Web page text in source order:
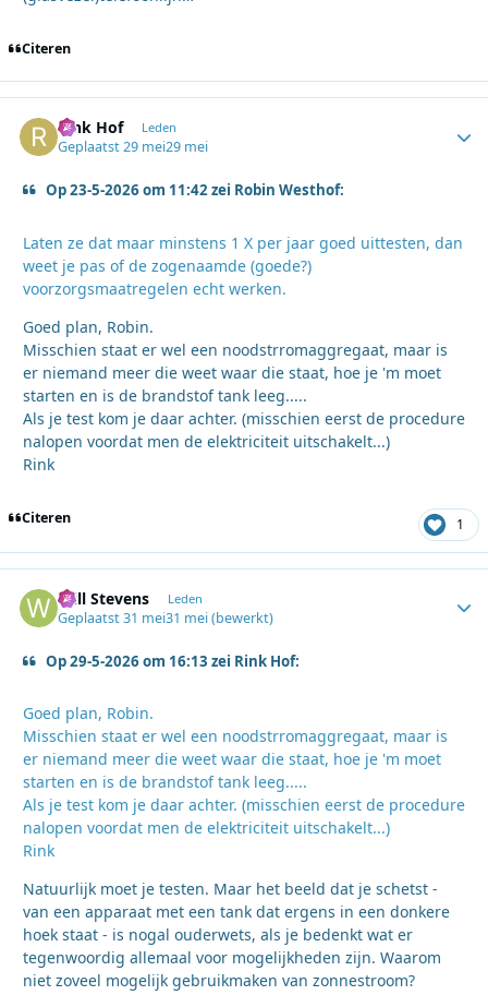
Citeren
Rink Hof Leden
Geplaatst29 mei29 mei
Op 23-5-2026 om 11:42 zei Robin Westhof:
Laten ze dat maar minstens 1 X per jaar goed uittesten, dan
weet je pas of de zogenaamde (goede?)
voorzorgsmaatregelen echt werken.
Goed plan, Robin.
Misschien staat er wel een noodstrromaggregaat, maar is
er niemand meer die weet waar die staat, hoe je 'm moet
starten en is de brandstof tank leeg.....
Als je test kom je daar achter. (misschien eerst de procedure
nalopen voordat men de elektriciteit uitschakelt...)
Rink
Citeren 1
Will Stevens Leden
Geplaatst31 mei31 mei(bewerkt)
Op 29-5-2026 om 16:13 zei Rink Hof:
Goed plan, Robin.
Misschien staat er wel een noodstrromaggregaat, maar is
er niemand meer die weet waar die staat, hoe je 'm moet
starten en is de brandstof tank leeg.....
Als je test kom je daar achter. (misschien eerst de procedure
nalopen voordat men de elektriciteit uitschakelt...)
Rink
Natuurlijk moet je testen. Maar het beeld dat je schetst -
van een apparaat met een tank dat ergens in een donkere
hoek staat - is nogal ouderwets, als je bedenkt wat er
tegenwoordig allemaal voor mogelijkheden zijn. Waarom
niet zoveel mogelijk gebruikmaken van zonnestroom?